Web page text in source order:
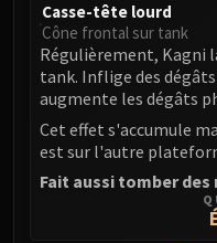
Sikran,
Nexus
Casse-tête lourd
Cône frontal sur tank
Régulièrement, Kagni
tank. Inflige des
augmente les dégâts
Cet effet s'accumule
est sur l'autre
Fait aussi tomber